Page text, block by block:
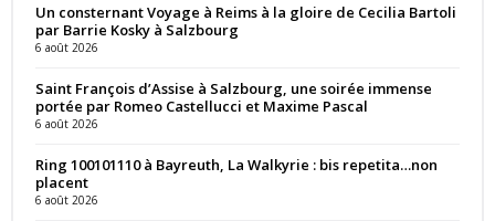
Un consternant Voyage à Reims à la gloire de Cecilia Bartoli
par Barrie Kosky à Salzbourg
6 août 2026
Saint François d’Assise à Salzbourg, une soirée immense
portée par Romeo Castellucci et Maxime Pascal
6 août 2026
Ring 100101110 à Bayreuth, La Walkyrie : bis repetita…non
placent
6 août 2026